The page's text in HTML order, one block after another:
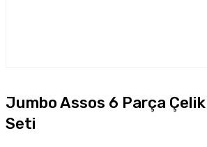
Jumbo Assos 6 Parça
Seti